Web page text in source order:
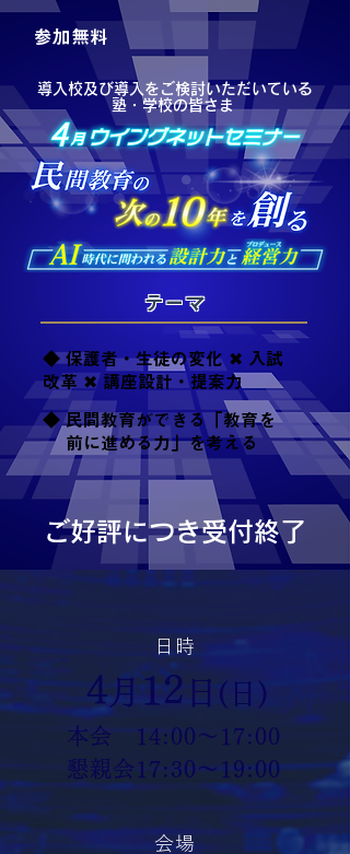
​参加無料
導入校及び導入をご検討いただいている
塾・学校の皆さま
​テーマ
◆ 保護者・生徒の変化 ✖ 入試
改革 ✖ 講座設計・提案力
◆ 民間教育ができる「教育を
​ 前に進める力」を考える
ご好評につき受付終了
日 時
4月12日(日)
本会 14:00～17:00
懇親会17:30～19:00
​会 場